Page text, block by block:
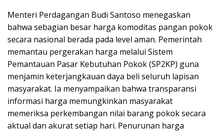
Menteri Perdagangan Budi Santoso menegaskan
bahwa sebagian besar harga komoditas pangan pokok
secara nasional berada pada level aman. Pemerintah
memantau pergerakan harga melalui Sistem
Pemantauan Pasar Kebutuhan Pokok (SP2KP) guna
menjamin keterjangkauan daya beli seluruh lapisan
masyarakat. Ia menyampaikan bahwa transparansi
informasi harga memungkinkan masyarakat
memeriksa perkembangan nilai barang pokok secara
aktual dan akurat setiap hari. Penurunan harga